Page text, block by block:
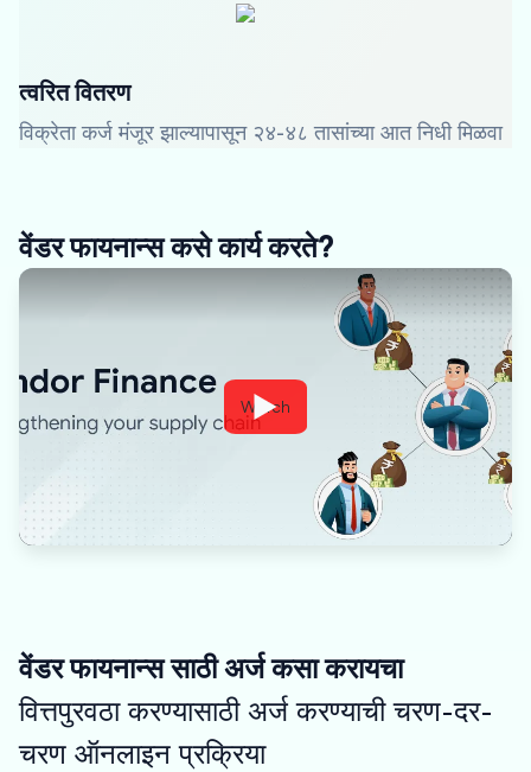
त्वरित वितरण
विक्रेता कर्ज मंजूर झाल्यापासून २४-४८ तासांच्या आत निधी मिळवा
वेंडर फायनान्स कसे कार्य करते?
Watch
वेंडर फायनान्स साठी अर्ज कसा करायचा
वित्तपुरवठा करण्यासाठी अर्ज करण्याची चरण-दर-
चरण ऑनलाइन प्रक्रिया